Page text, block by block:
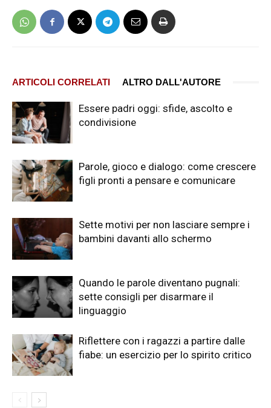
ARTICOLI CORRELATI ALTRO DALL'AUTORE
Essere padri oggi: sfide, ascolto e
condivisione
Parole, gioco e dialogo: come crescere
figli pronti a pensare e comunicare
Sette motivi per non lasciare sempre i
bambini davanti allo schermo
Quando le parole diventano pugnali:
sette consigli per disarmare il
linguaggio
Riflettere con i ragazzi a partire dalle
fiabe: un esercizio per lo spirito critico